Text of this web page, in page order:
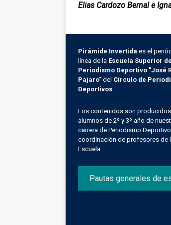
Elias Cardozo Bernal e
Pirámide Invertida es el
línea de la Escuela Superior de
Periodismo Deportivo "José
Pájaro" del Círculo de
Deportivos.
Los contenidos son
alumnos de 2º y 3º año de
carrera de Periodismo
coordinación de profesores de
Escuela.
Pautas generales de